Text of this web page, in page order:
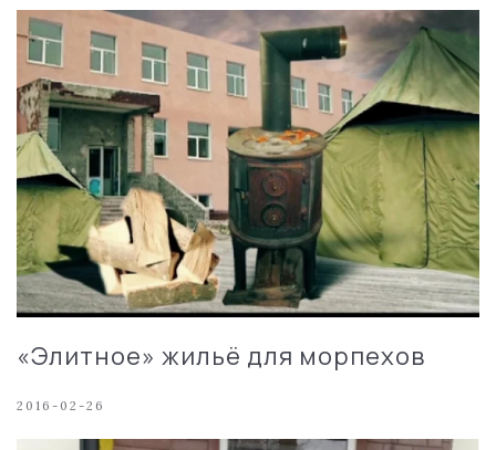
«Элитное» жильё для морпехов
2016-02-26